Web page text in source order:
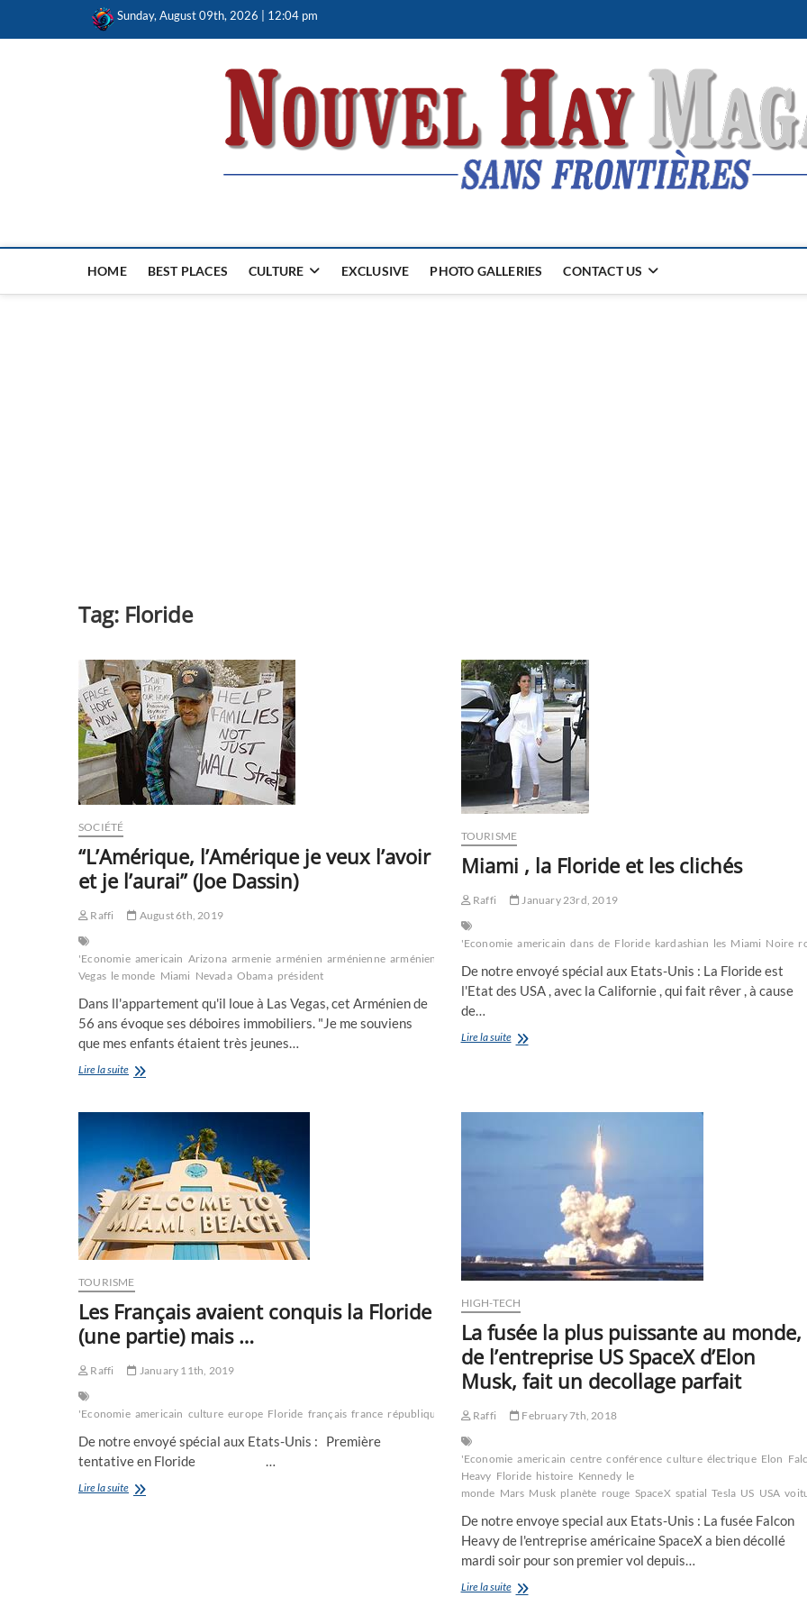
Sunday, August 09th, 2026 | 12:04 pm
HOME BEST PLACES CULTURE EXCLUSIVE PHOTO GALLERIES CONTACT US
Tag: Floride
SOCIÉTÉ
“L’Amérique, l’Amérique je veux l’avoir
et je l’aurai” (Joe Dassin)
Raffi August 6th, 2019
'Economie americain Arizona armenie arménien arménienne arméniens
Vegas le monde Miami Nevada Obama président
Dans ll'appartement qu'il loue à Las Vegas, cet Arménien de
56 ans évoque ses déboires immobiliers. "Je me souviens
que mes enfants étaient très jeunes…
Lire la suite“L’Amérique,
veux
je
l’aurai”
(Joe
Dassin)
TOURISME
Miami , la Floride et les clichés
Raffi January 23rd, 2019
'Economie americain dans de Floride kardashian les Miami Noire
De notre envoyé spécial aux Etats-Unis : La Floride est
l'Etat des USA , avec la Californie , qui fait rêver , à cause
de…
Lire la suiteMiami
les
TOURISME
Les Français avaient conquis la Floride
(une partie) mais …
Raffi January 11th, 2019
'Economie americain culture europe Floride français france république USA
De notre envoyé spécial aux Etats-Unis : Première
tentative en Floride …
Lire la suiteLes
HIGH-TECH
La fusée la plus puissante au monde,
de l’entreprise US SpaceX d’Elon
Musk, fait un decollage parfait
Raffi February 7th, 2018
'Economie americain centre conférence culture électrique Elon
Heavy Floride histoire Kennedy le
monde Mars Musk planète rouge SpaceX spatial Tesla US USA
De notre envoye special aux Etats-Unis : La fusée Falcon
Heavy de l'entreprise américaine SpaceX a bien décollé
mardi soir pour son premier vol depuis…
Lire la suiteLa